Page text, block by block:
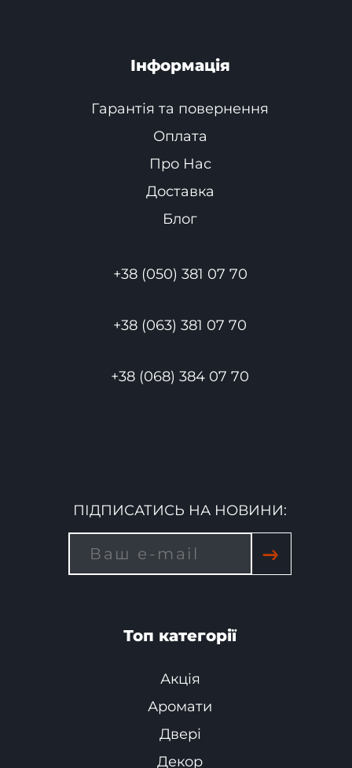
Інформація
Гарантія та повернення
Оплата
Про Нас
Доставка
Блог
+38 (050) 381 07 70
+38 (063) 381 07 70
+38 (068) 384 07 70
ПІДПИСАТИСЬ НА НОВИНИ:
→
Топ категорії
Акція
Аромати
Двері
Декор